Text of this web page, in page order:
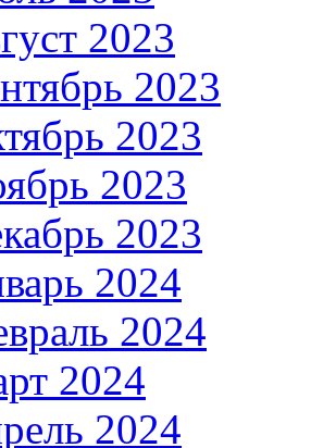
2023
2023
2023
2023
2023
2024
2024
2024
2024